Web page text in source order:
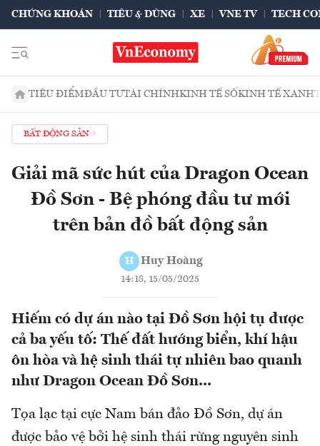
CHỨNG KHOÁN TIÊU & DÙNG XE VNE TV TECH
TIÊU ĐIỂMĐẦU TƯTÀI CHÍNHKINH TẾ SỐKINH TẾ XANH
BẤT ĐỘNG SẢN
Giải mã sức hút của Dragon Ocean
Đồ Sơn - Bệ phóng đầu tư mới
trên bản đồ bất động sản
H Huy Hoàng
14:18, 15/05/2025
Hiếm có dự án nào tại Đồ Sơn hội tụ được
cả ba yếu tố: Thế đất hướng biển, khí hậu
ôn hòa và hệ sinh thái tự nhiên bao quanh
như Dragon Ocean Đồ Sơn...
Tọa lạc tại cực Nam bán đảo Đồ Sơn, dự án
được bảo vệ bởi hệ sinh thái rừng nguyên sinh